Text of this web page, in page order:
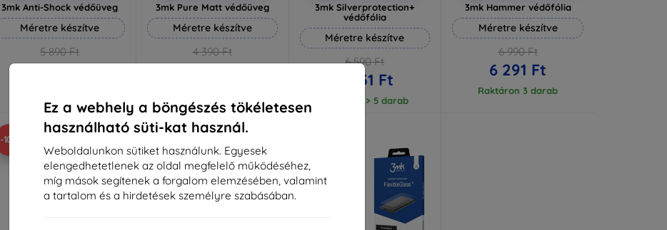
Ez a webhely a böngészés tökéletesen
használható süti-kat használ.
Weboldalunkon sütiket használunk. Egyesek
elengedhetetlenek az oldal megfelelő működéséhez,
míg mások segítenek a forgalom elemzésében, valamint
a tartalom és a hirdetések személyre szabásában.
3mk Anti-Shock védőüveg
Méretre készítve
5 890 Ft
5 301 Ft
3mk Pure Matt védőüveg
Méretre készítve
4 390 Ft
3 951 Ft
3mk Silverprotection+
védőfólia
Méretre készítve
6 590 Ft
5 931 Ft
Raktáron > 5 darab
3mk Hammer védőfólia
Méretre készítve
6 990 Ft
6 291 Ft
Raktáron 3 darab
-10%